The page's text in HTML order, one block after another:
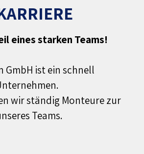
eines starken Teams!
GmbH ist ein schnell
wir ständig Monteure zur
Teams.